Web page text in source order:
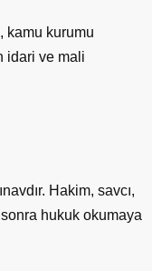
kamu kurumu
idari ve mali
Hakim, savcı,
hukuk okumaya